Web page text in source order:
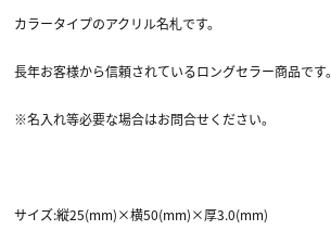
カラータイプのアクリル名札です。
長年お客様から信頼されているロングセラー商品です。
※名入れ等必要な場合はお問合せください。
サイズ:縦25(mm)×横50(mm)×厚3.0(mm)